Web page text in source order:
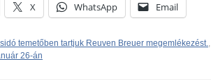
X WhatsApp Email
temetőben tartjuk Reuven Breuer megemlékezést.,
26-án